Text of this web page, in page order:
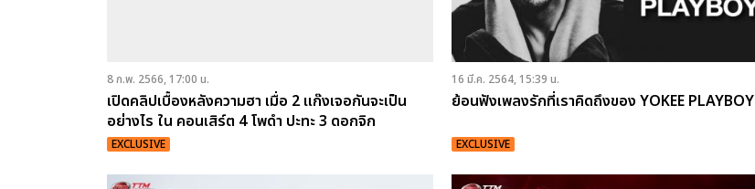
8 ก.พ. 2566, 17:00 น.
เปิดคลิปเบื้องหลังความฮา เมื่อ 2 แก๊งเจอกันจะเป็น
อย่างไร ใน คอนเสิร์ต 4 โพดำ ปะทะ 3 ดอกจิก
#อสรพิษมิตรร้าย
EXCLUSIVE
16 มี.ค. 2564, 15:39 น.
ย้อนฟังเพลงรักที่เราคิดถึงของ YOKEE PLAYBOY
EXCLUSIVE